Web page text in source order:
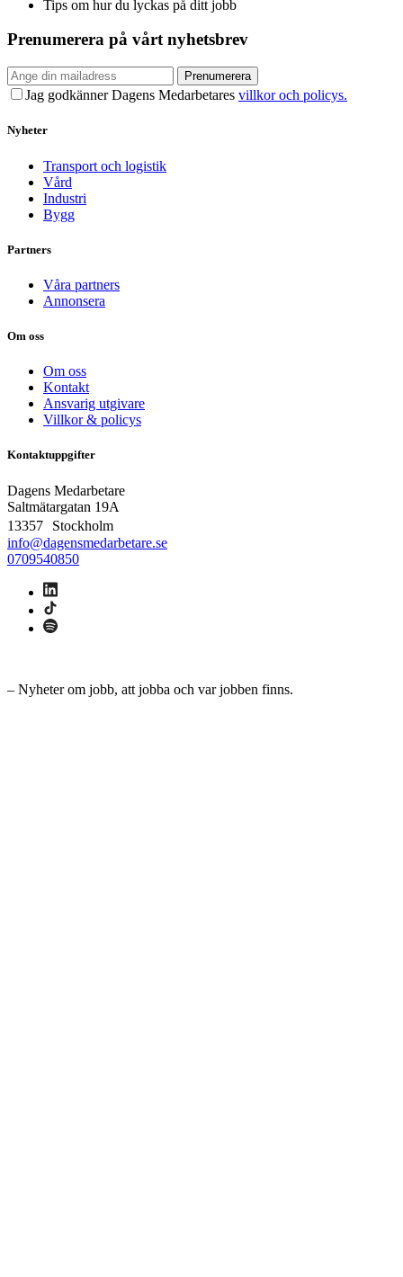
Tips om hur du lyckas på ditt jobb
Prenumerera på vårt nyhetsbrev
Prenumerera
Jag godkänner Dagens Medarbetares villkor och policys.
Nyheter
Transport och logistik
Vård
Industri
Bygg
Partners
Våra partners
Annonsera
Om oss
Om oss
Kontakt
Ansvarig utgivare
Villkor & policys
Kontaktuppgifter
Dagens Medarbetare
Saltmätargatan 19A
13357 Stockholm
info@dagensmedarbetare.se
0709540850
– Nyheter om jobb, att jobba och var jobben finns.